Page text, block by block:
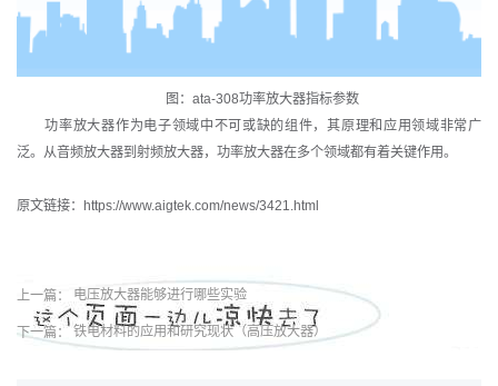
图：ata-308功率放大器指标参数
功率放大器作为电子领域中不可或缺的组件，其原理和应用领域非常广
泛。从音频放大器到射频放大器，功率放大器在多个领域都有着关键作用。
原文链接：https://www.aigtek.com/news/3421.html
上一篇： 电压放大器能够进行哪些实验
下一篇： 铁电材料的应用和研究现状（高压放大器）